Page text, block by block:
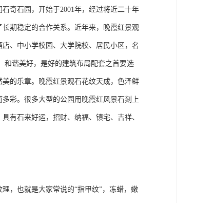
奇石园，开始于2001年，经过将近二十年
期稳定的合作关系。近年来，晚霞红景观
、中小学校园、大学院校、居民小区，名
和谐美好，是好的建筑布局配套之首要选
的乐章。晚霞红景观石花纹天成，色泽鲜
彩。很多大型的公园用晚霞红风景石刻上
有石来好运，招财、纳福、镇宅、吉祥、
，也就是大家常说的“指甲纹”，冻蜡，嫩